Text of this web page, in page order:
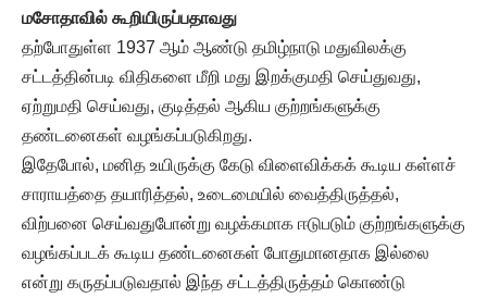
மசோதாவில் கூறியிருப்பதாவது
தற்போதுள்ள 1937 ஆம் ஆண்டு தமிழ்நாடு மதுவிலக்கு
சட்டத்தின்படி விதிகளை மீறி மது இறக்குமதி செய்துவது,
ஏற்றுமதி செய்வது, குடித்தல் ஆகிய குற்றங்களுக்கு
தண்டனைகள் வழங்கப்படுகிறது.
இதேபோல், மனித உயிருக்கு கேடு விளைவிக்கக் கூடிய கள்ளச்
சாராயத்தை தயாரித்தல், உடைமையில் வைத்திருத்தல்,
விற்பனை செய்வதுபோன்று வழக்கமாக ஈடுபடும் குற்றங்களுக்கு
வழங்கப்படக் கூடிய தண்டனைகள் போதுமானதாக இல்லை
என்று கருதப்படுவதால் இந்த சட்டத்திருத்தம் கொண்டு